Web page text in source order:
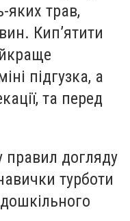
яких трав,
Кип’ятити
підгузка, а
та перед
правил догляду
турботи